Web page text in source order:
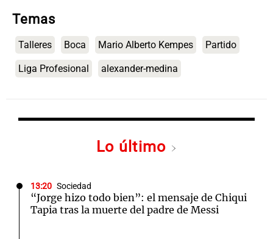
Temas
Talleres Boca Mario Alberto Kempes Partido
Liga Profesional alexander-medina
Lo último
13:20 Sociedad
“Jorge hizo todo bien”: el mensaje de Chiqui
Tapia tras la muerte del padre de Messi